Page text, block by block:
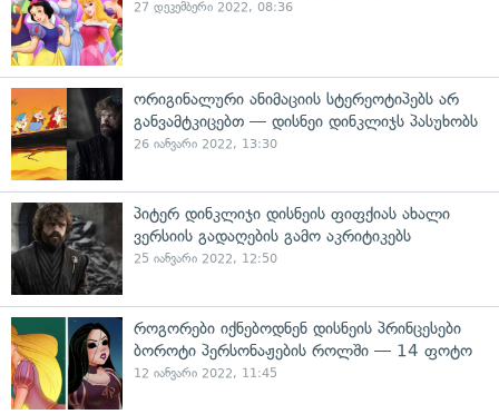
27 დეკემბერი 2022, 08:36
ორიგინალური ანიმაციის სტერეოტიპებს არ
განვამტკიცებთ — დისნეი დინკლიჯს პასუხობს
26 იანვარი 2022, 13:30
პიტერ დინკლიჯი დისნეის ფიფქიას ახალი
ვერსიის გადაღების გამო აკრიტიკებს
25 იანვარი 2022, 12:50
როგორები იქნებოდნენ დისნეის პრინცესები
ბოროტი პერსონაჟების როლში — 14 ფოტო
12 იანვარი 2022, 11:45